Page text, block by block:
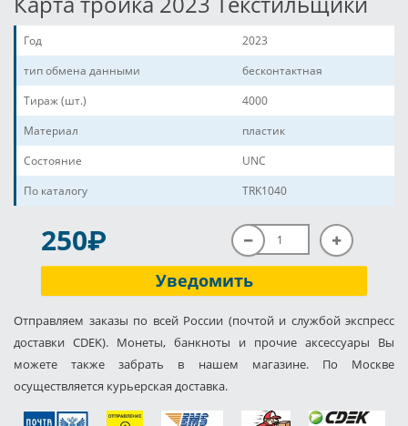
Год
2023
тип обмена данными
бесконтактная
Тираж (шт.)
4000
Материал
пластик
Состояние
UNC
По каталогу
TRK1040
250P
Уведомить
Отправляем заказы по всей России (почтой и службой экспресс
доставки CDEK). Монеты, банкноты и прочие аксессуары Вы
можете также забрать в нашем магазине. По Москве
осуществляется курьерская доставка.